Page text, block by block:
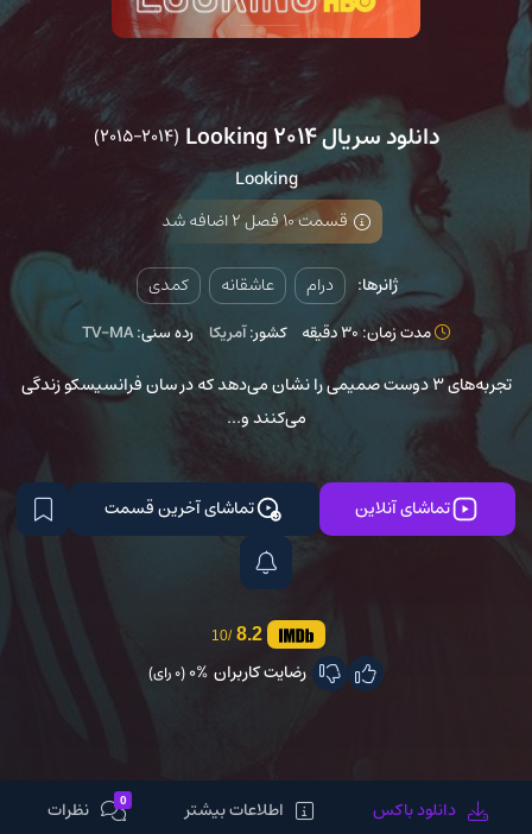
دانلود سریال Looking 2014 (2014–2015)
Looking
قسمت 10 فصل 2 اضافه شد
ژانرها: درام عاشقانه کمدی
مدت زمان: 30 دقیقه کشور:آمریکا رده سنی:TV-MA
تجربه‌های 3 دوست صمیمی را نشان می‌دهد که در سان فرانسیسکو زندگی
می‌کنند و...
تماشای آنلاین تماشای آخرین قسمت
8.2
/10
رضایت کاربران 0%(0 رای)
دانلود باکس اطلاعات بیشتر 0 نظرات